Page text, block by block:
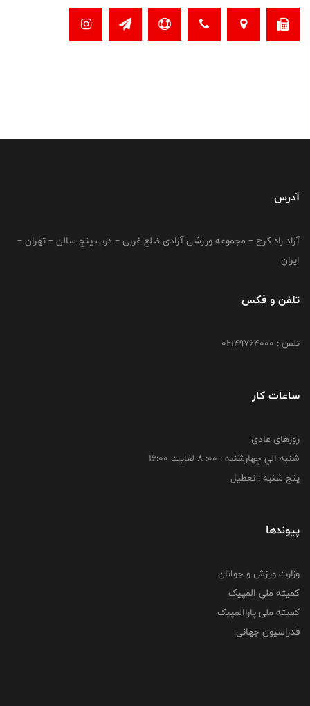
آدرس
آزاد راه کرج – مجموعه ورزشی آزادی ضلع غربی – درب پنج سالن – تهران –
ایران
تلفن و فکس
تلفن : 02149764000
ساعات کار
روزهای عادی:
شنبه الي چهارشنبه : 00: 8 لغايت 16:00
پنج شنبه : تعطیل
پیوندها
وزارت ورزش و جوانان
کمیته ملی المپیک
کمیته ملی پاراالمپیک
فدراسیون جهانی